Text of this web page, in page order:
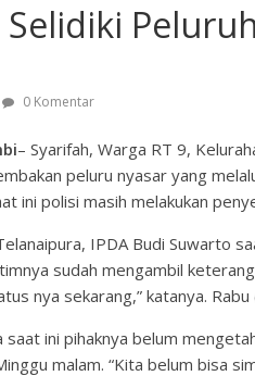
0 Komentar
– Syarifah, Warga RT 9,
peluru nyasar yang
ini polisi masih melakukan
IPDA Budi Suwarto
sudah mengambil
nya sekarang,” katanya.
saat ini pihaknya belum
malam. “Kita belum bisa